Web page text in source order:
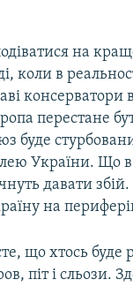
на
коли в
консерватори
перестане
буде
України. Що
давати
на
що хтось буде
піт і сльози.